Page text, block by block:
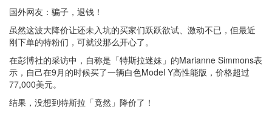
国外网友：骗子，退钱！
虽然这波大降价让还未入坑的买家们跃跃欲试、激动不已，但最近
刚下单的特粉们，可就没那么开心了。
在彭博社的采访中，自称是「特斯拉迷妹」的Marianne Simmons表
示，自己在9月的时候买了一辆白色Model Y高性能版，价格超过
77,000美元。
结果，没想到特斯拉「竟然」降价了！